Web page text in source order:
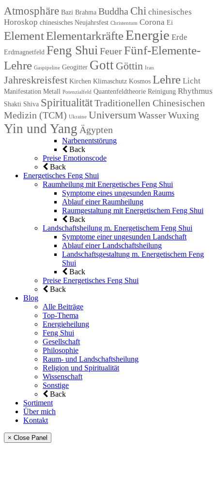
Atmosphäre Bazi Brahma Buddha Chi chinesisches
Horoskop chinesisches Neujahrsfest Christentum Corona Ei
ElementElementarkräfteEnergie Erde
Erdmagnetfeld Feng ShuiFeuerFünf-Elemente-
Lehre Gaspipeline Geogitter Gott Göttin Iran
Jahreskreisfest Kirchen Klimaschutz Kosmos Lehre Licht
Manifestation Metall Potenzialfeld Quantenfeldtheorie Reinigung Rhythmus
Shakti Shiva SpiritualitätTraditionellen Chinesischen
Medizin (TCM) Ukraine UniversumWasserWuxing
Yin und Yang Ägypten
Narbenentstörung
Back
Preise Emotionscode
Back
Energetisches Feng Shui
Raumheilung mit Energetisches Feng Shui
Symptome eines ungesunden Raums
Ablauf einer Raumheilung
Raumgestaltung mit Energetischem Feng Shui
Back
Landschaftsheilung m. Energetischem Feng Shui
Symptome einer ungesunden Landschaft
Ablauf einer Landschaftsheilung
Landschaftsgestaltung m. Energetischem Feng
Shui
Back
Preise Energetisches Feng Shui
Back
Blog
Alle Beiträge
Top-Thema
Energieheilung
Feng Shui
Gesellschaft
Philosophie
Raum- und Landschaftsheilung
Religion und Spiritualität
Wissenschaft
Sonstige
Back
Sortiment
Über mich
Kontakt
× Close Panel